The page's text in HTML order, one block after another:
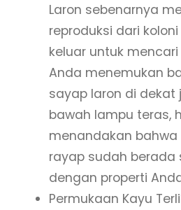
Laron sebenarnya
reproduksi dari
keluar untuk
Anda menemukan
sayap laron di dekat
bawah lampu teras,
menandakan
rayap sudah
dengan properti
Permukaan Kayu